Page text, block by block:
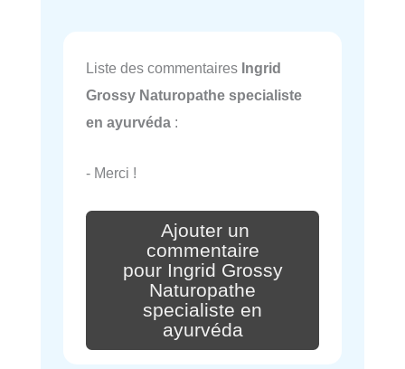
Liste des commentaires Ingrid
Grossy Naturopathe specialiste
en ayurvéda :
- Merci !
Ajouter un
commentaire
pour Ingrid Grossy
Naturopathe
specialiste en
ayurvéda